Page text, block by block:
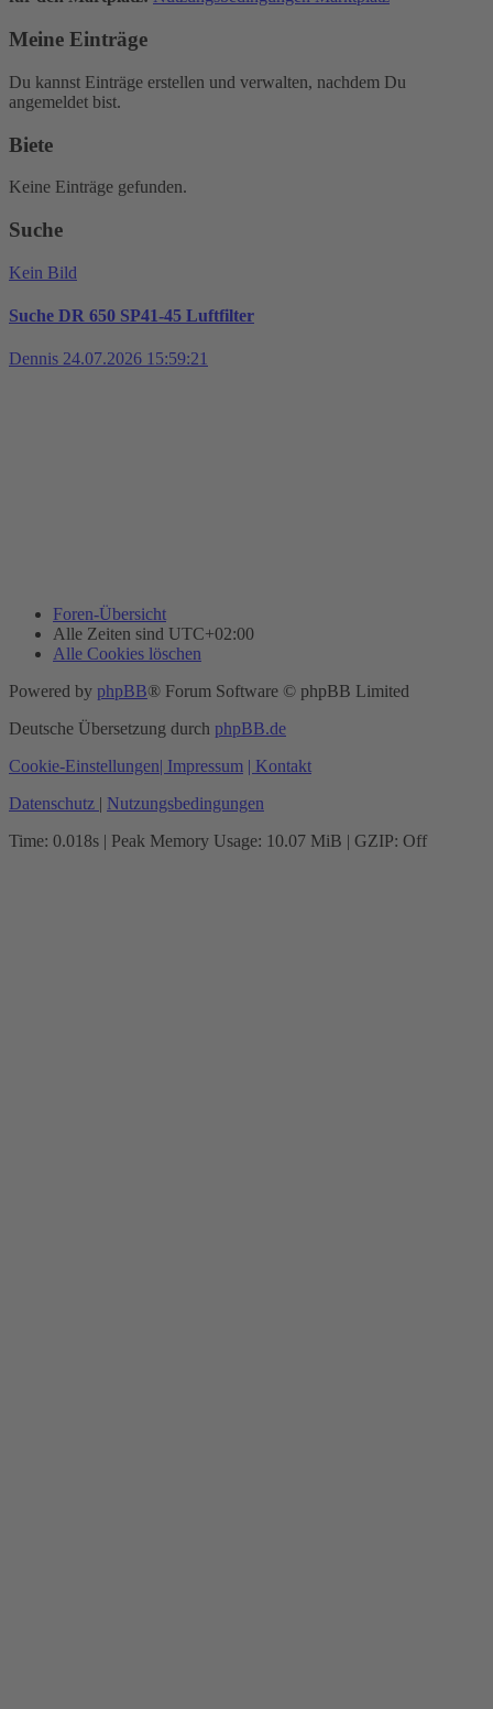
Meine Einträge
Du kannst Einträge erstellen und verwalten, nachdem Du
angemeldet bist.
Biete
Keine Einträge gefunden.
Suche
Kein Bild
Suche DR 650 SP41-45 Luftfilter
Dennis 24.07.2026 15:59:21
Foren-Übersicht
Alle Zeiten sind UTC+02:00
Alle Cookies löschen
Powered by phpBB® Forum Software © phpBB Limited
Deutsche Übersetzung durch phpBB.de
Cookie-Einstellungen| Impressum | Kontakt
Datenschutz | Nutzungsbedingungen
Time: 0.018s | Peak Memory Usage: 10.07 MiB | GZIP: Off